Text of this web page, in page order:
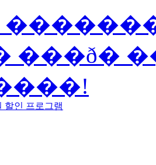
할인 프로그램